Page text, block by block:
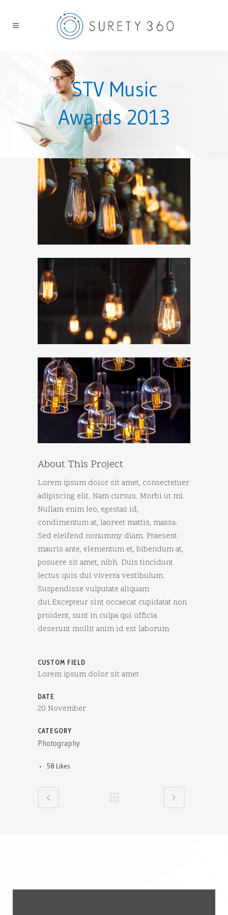
STV Music
Awards 2013
About This Project
Lorem ipsum dolor sit amet, consectetuer
adipiscing elit. Nam cursus. Morbi ut mi.
Nullam enim leo, egestas id,
condimentum at, laoreet mattis, massa.
Sed eleifend nonummy diam. Praesent
mauris ante, elementum et, bibendum at,
posuere sit amet, nibh. Duis tincidunt
lectus quis dui viverra vestibulum.
Suspendisse vulputate aliquam
dui.Excepteur sint occaecat cupidatat non
proident, sunt in culpa qui officia
deserunt mollit anim id est laborum
CUSTOM FIELD
Lorem ipsum dolor sit amet
DATE
20 November
CATEGORY
Photography
58 Likes